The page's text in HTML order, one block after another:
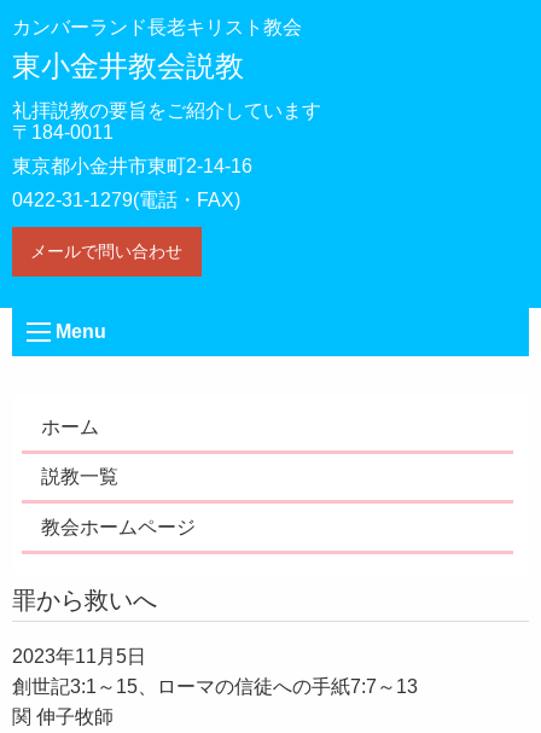
カンバーランド長老キリスト教会
東小金井教会説教
礼拝説教の要旨をご紹介しています
〒184-0011
東京都小金井市東町2-14-16
0422-31-1279(電話・FAX)
メールで問い合わせ
Menu
ホーム
説教一覧
教会ホームページ
罪から救いへ
2023年11月5日
創世記3:1～15、ローマの信徒への手紙7:7～13
関 伸子牧師